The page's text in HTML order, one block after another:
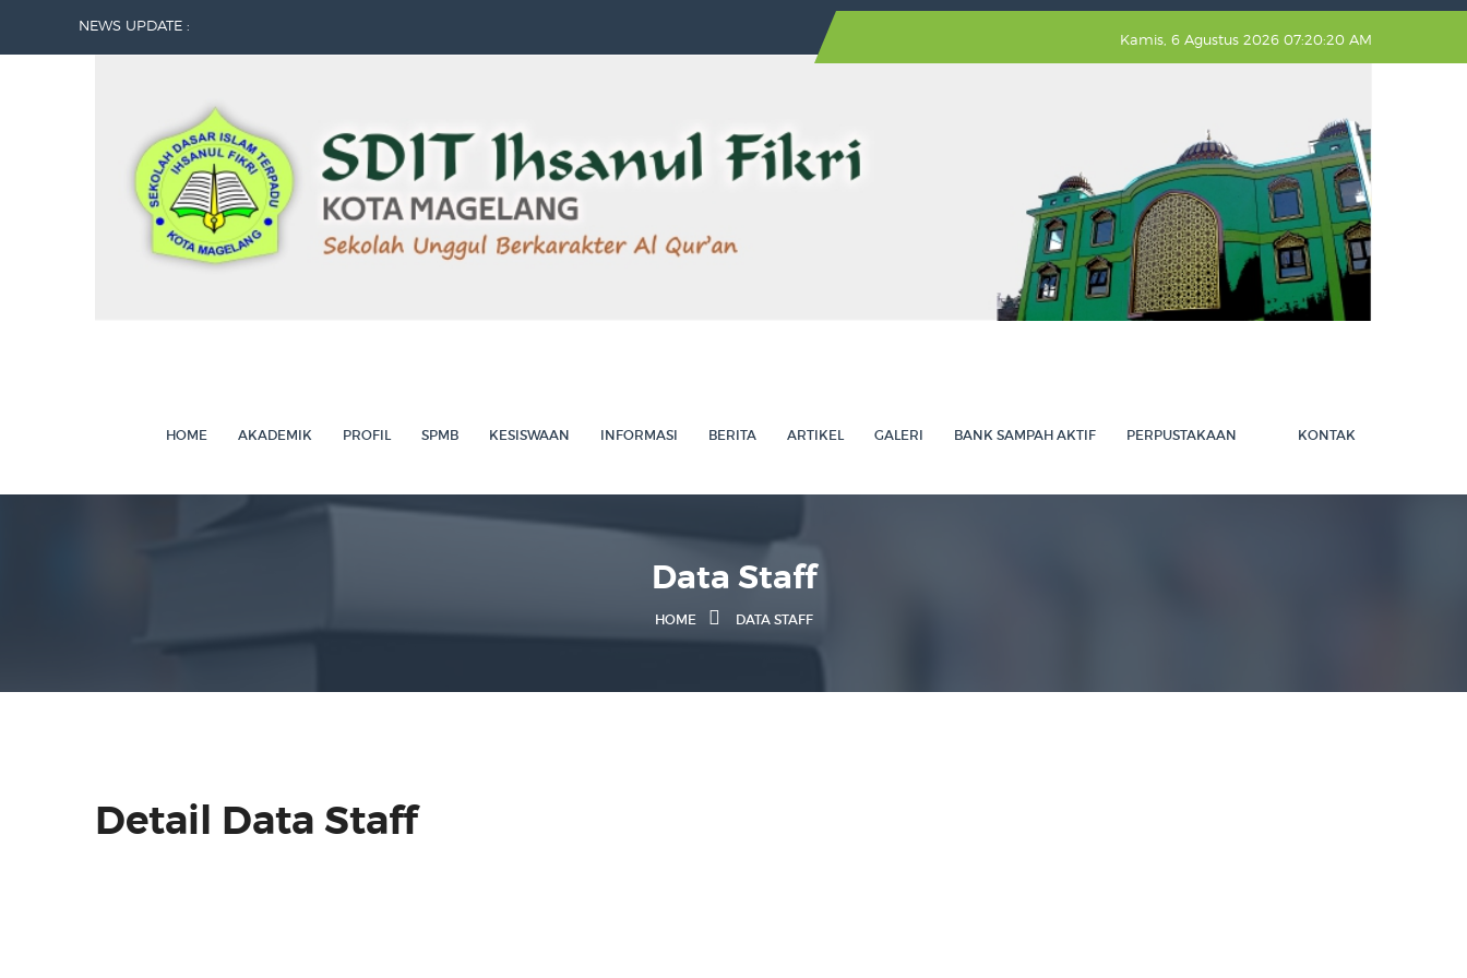
NEWS UPDATE :
Sumpah Pemuda...
Kunjungan Edukatif Jenjang 2...
Kunjungan Edukatif Jenjang 3...
Juara Lomba Mapsi Tingkat Kecamatan MAgelang Utara ...
Siswa Jenjang 3 SDIT Ihsanul Fikri Gelar Sarapan Sehat Bers...
Kunjungan Puskesmas Magelang Utara...
Integrasi Layanan Bank Sampah AKTIF SD IT Ihsanul Fikri dan ...
Kamis, 6 Agustus 2026 07:20:21 AM
HOME AKADEMIK PROFIL SPMB KESISWAAN INFORMASI BERITA ARTIKEL GALERI BANK SAMPAH AKTIF PERPUSTAKAAN KONTAK
Data Staff
HOME DATA STAFF
Detail Data Staff